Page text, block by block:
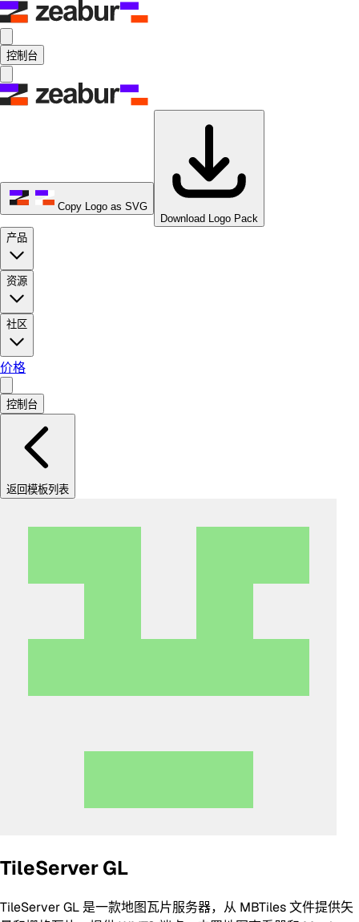
控制台
Copy Logo as SVG
Download Logo Pack
产品
资源
社区
价格
控制台
返回模板列表
TileServer GL
TileServer GL 是一款地图瓦片服务器，从 MBTiles 文件提供矢